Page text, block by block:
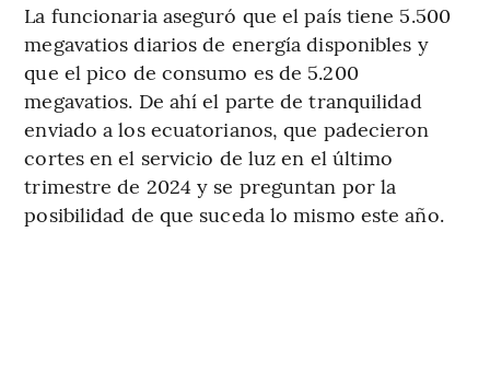
La funcionaria aseguró que el país tiene 5.500
megavatios diarios de energía disponibles y
que el pico de consumo es de 5.200
megavatios. De ahí el parte de tranquilidad
enviado a los ecuatorianos, que padecieron
cortes en el servicio de luz en el último
trimestre de 2024 y se preguntan por la
posibilidad de que suceda lo mismo este año.